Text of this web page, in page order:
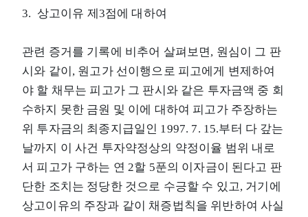
3. 상고이유 제3점에 대하여
관련 증거를 기록에 비추어 살펴보면, 원심이 그 판
시와 같이, 원고가 선이행으로 피고에게 변제하여
야 할 채무는 피고가 그 판시와 같은 투자금액 중 회
수하지 못한 금원 및 이에 대하여 피고가 주장하는
위 투자금의 최종지급일인 1997. 7. 15.부터 다 갚는
날까지 이 사건 투자약정상의 약정이율 범위 내로
서 피고가 구하는 연 2할 5푼의 이자금이 된다고 판
단한 조치는 정당한 것으로 수긍할 수 있고, 거기에
상고이유의 주장과 같이 채증법칙을 위반하여 사실